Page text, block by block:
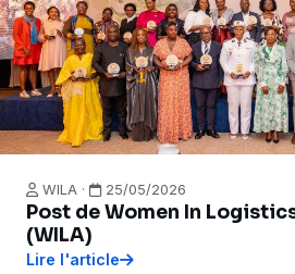
WILA · 25/05/2026
Post de Women In
(WILA)
Lire l'article